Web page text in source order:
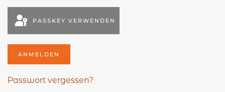
PASSKEY VERWENDEN
ANMELDEN
Passwort vergessen?